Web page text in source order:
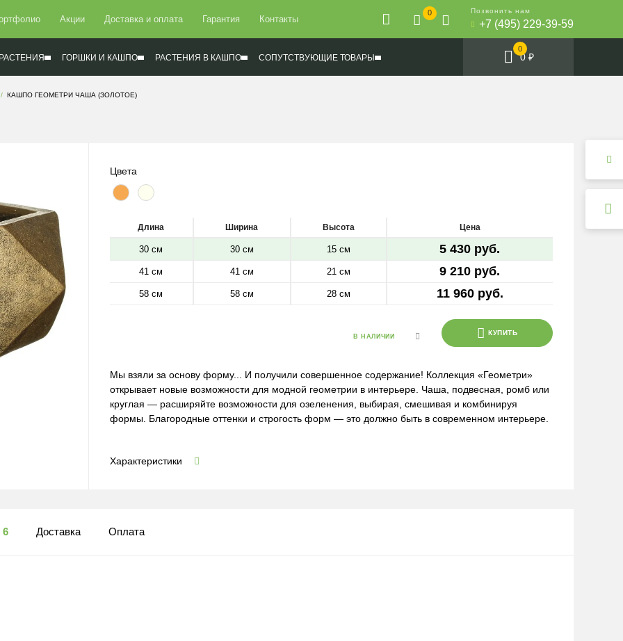
Акции Доставка и оплата Гарантия Контакты
0 Позвонить нам
+7 (495) 229-39-59
ГОРШКИ И КАШПО РАСТЕНИЯ В КАШПО СОПУТСТВУЮЩИЕ ТОВАРЫ
0
0 ₽
КАШПО ГЕОМЕТРИ ЧАША (ЗОЛОТОЕ)
Цвета
Длина Ширина Высота Цена
30 см 30 см 15 см 5 430 руб.
41 см 41 см 21 см 9 210 руб.
58 см 58 см 28 см 11 960 руб.
В НАЛИЧИИ КУПИТЬ
Мы взяли за основу форму... И получили совершенное содержание! Коллекция «Геометри»
открывает новые возможности для модной геометрии в интерьере. Чаша, подвесная, ромб или
круглая — расширяйте возможности для озеленения, выбирая, смешивая и комбинируя
формы. Благородные оттенки и строгость форм — это должно быть в современном интерьере.
Характеристики
6 Доставка Оплата